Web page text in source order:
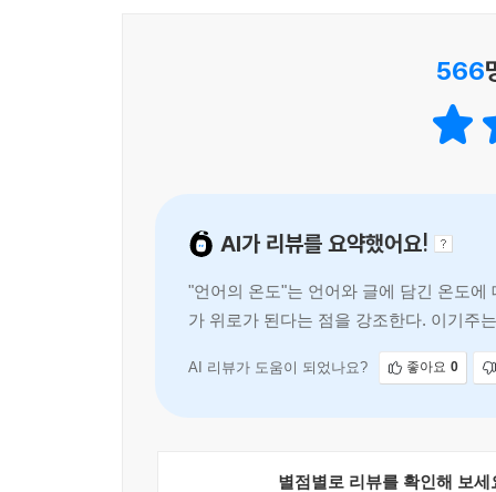
566
AI가 리뷰를 요약했어요!
"언어의 온도"는 언어와 글에 담긴 온도
가 위로가 된다는 점을 강조한다. 이기주
설명한다. 그는 일상에서 의미 있